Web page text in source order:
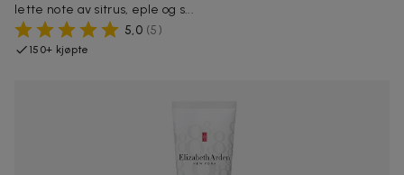
lette note av sitrus, eple og s...
5,0 (5)
150+ kjøpte